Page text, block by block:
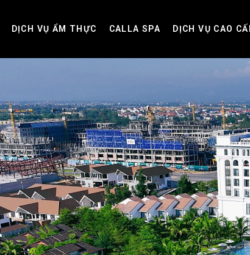
DỊCH VỤ ẨM THỰC CALLA SPA DỊCH VỤ CAO